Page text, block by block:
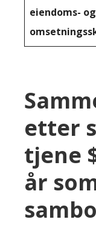
eiendoms- og
etter
tjene
år